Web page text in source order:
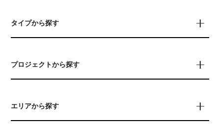
タイプから探す
プロジェクトから探す
エリアから探す